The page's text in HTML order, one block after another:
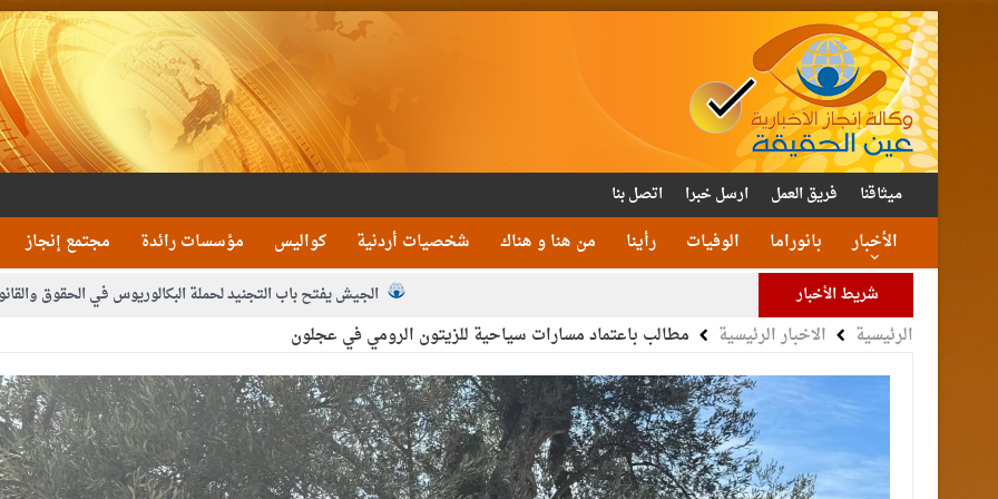
ميثاقنا فريق العمل ارسل خبرا اتصل بنا
الأخبار بانوراما الوفيات رأينا من هنا و هناك شخصيات أردنية كواليس مؤسسات رائدة مجتمع إنجاز
شريط الأخبار
الجيش يفتح باب التجنيد لحملة البكالوريوس في الحقوق
الأمن يتلف 16 مليون حبة كبتاجون و1480 كغم مواد مخدرة
القاضي يلتقي رؤساء تحرير الصحف اليومية ويؤكد حرص مجلس النواب على شراكة فاعلة
دعوة
الملك يلتقي مجموعة من رفاق السلاح
الملك يتلقى اتصالا هاتفيا من العاهل البحريني
الرئيسية الاخبار الرئيسية مطالب باعتماد مسارات سياحية للزيتون الرومي في عجلون